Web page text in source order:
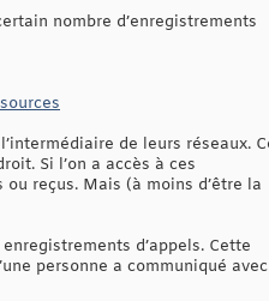
nombre d’enregistrements
de leurs réseaux.
Si l’on a accès à ces
reçus. Mais (à moins d’être la
d’appels. Cette
personne a communiqué avec